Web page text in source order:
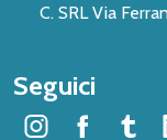
C. SRL Via
Seguici